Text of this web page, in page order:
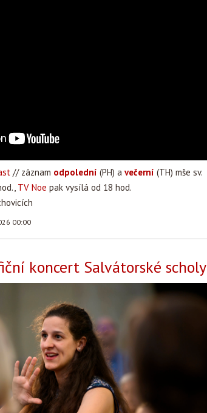
// záznam odpolední (PH) a večerní (TH) mše sv.
TV Noe pak vysílá od 18 hod.
00:00
koncert Salvátorské scholy